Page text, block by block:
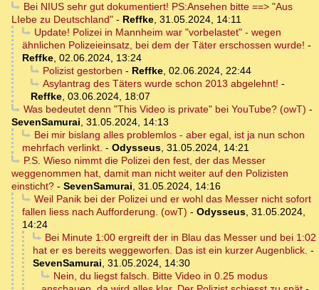
Bei NIUS sehr gut dokumentiert! PS:Ansehen bitte ==> "Aus
LIebe zu Deutschland" - Reffke, 31.05.2024, 14:11
Update! Polizei in Mannheim war "vorbelastet" - wegen
ähnlichen Polizeieinsatz, bei dem der Täter erschossen wurde! -
Reffke, 02.06.2024, 13:24
Polizist gestorben - Reffke, 02.06.2024, 22:44
Asylantrag des Täters wurde schon 2013 abgelehnt! -
Reffke, 03.06.2024, 18:07
Was bedeutet denn "This Video is private" bei YouTube? (owT) -
SevenSamurai, 31.05.2024, 14:13
Bei mir bislang alles problemlos - aber egal, ist ja nun schon
mehrfach verlinkt. - Odysseus, 31.05.2024, 14:21
P.S. Wieso nimmt die Polizei den fest, der das Messer
weggenommen hat, damit man nicht weiter auf den Polizisten
einsticht? - SevenSamurai, 31.05.2024, 14:16
Weil Panik bei der Polizei und er wohl das Messer nicht sofort
fallen liess nach Aufforderung. (owT) - Odysseus, 31.05.2024,
14:24
Bei Minute 1:00 ergreift der in Blau das Messer und bei 1:02
hat er es bereits weggeworfen. Das ist ein kurzer Augenblick. -
SevenSamurai, 31.05.2024, 14:30
Nein, du liegst falsch. Bitte Video in 0.25 modus